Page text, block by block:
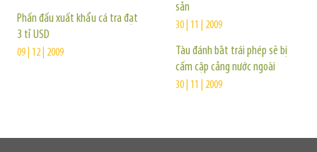
Phấn đấu xuất khẩu cá tra đạt
3 tỉ USD
09 | 12 | 2009
sản
30 | 11 | 2009
Tàu đánh bắt trái phép sẽ bị
cấm cập cảng nước ngoài
30 | 11 | 2009